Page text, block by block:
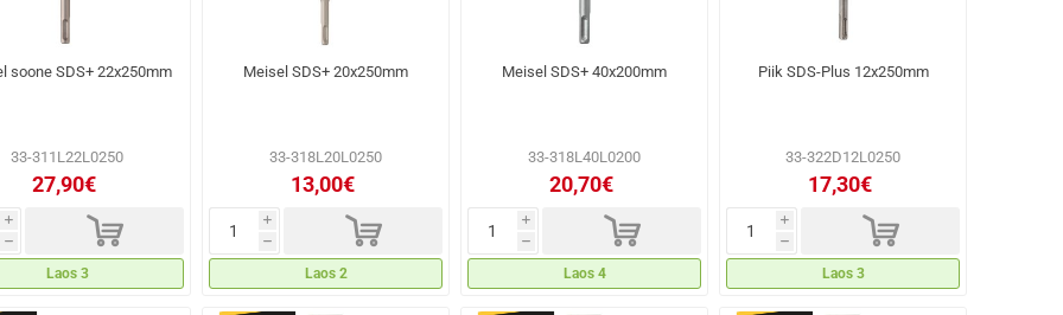
soone SDS+ 22x250mm
33-311L22L0250
27,90€
i
h d
Laos 3
Meisel SDS+ 20x250mm
33-318L20L0250
13,00€
i
h d
Laos 2
Meisel SDS+ 40x200mm
33-318L40L0200
20,70€
i
h d
Laos 4
Piik SDS-Plus 12x250mm
33-322D12L0250
17,30€
i
h d
Laos 3